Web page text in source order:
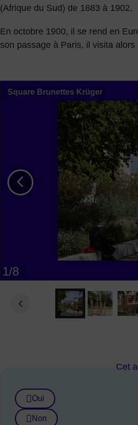
(Afrique du Sud) de 1883 à 1902.
En octobre 1900, il se rend en
son passage à Paris, il visita alors
1/8
Square Brunettes Krüger
Cet
Oui
Non